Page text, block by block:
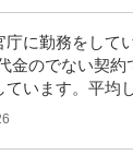
に勤務をして
金のでない契約
います。平均